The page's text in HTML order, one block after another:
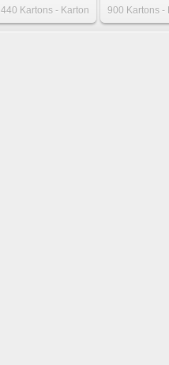
440 Kartons - Karton
312 x 112 x 112mm
900 Kartons -
380 x 145 x